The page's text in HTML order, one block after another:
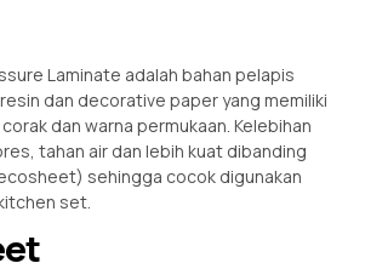
Laminate adalah bahan pelapis
dan decorative paper yang memiliki
dan warna permukaan. Kelebihan
tahan air dan lebih kuat dibanding
sehingga cocok digunakan
set.